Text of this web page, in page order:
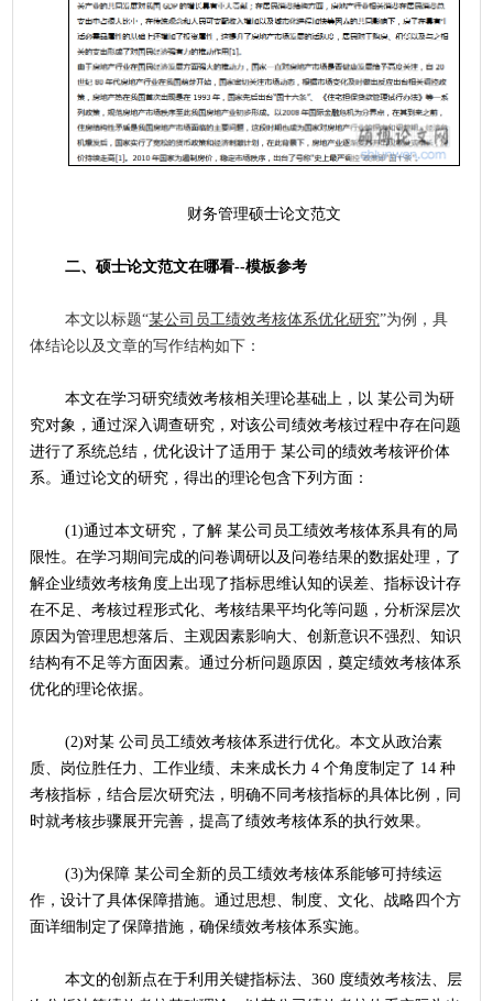
	财务管理硕士论文范文
二、硕士论文范文在哪看--模板参考
本文以标题“某公司员工绩效考核体系优化研究”为例，具
体结论以及文章的写作结构如下：
	本文在学习研究绩效考核相关理论基础上，以 某公司为研
究对象，通过深入调查研究，对该公司绩效考核过程中存在问题
进行了系统总结，优化设计了适用于 某公司的绩效考核评价体
系。通过论文的研究，得出的理论包含下列方面：
	(1)通过本文研究，了解 某公司员工绩效考核体系具有的局
限性。在学习期间完成的问卷调研以及问卷结果的数据处理，了
解企业绩效考核角度上出现了指标思维认知的误差、指标设计存
在不足、考核过程形式化、考核结果平均化等问题，分析深层次
原因为管理思想落后、主观因素影响大、创新意识不强烈、知识
结构有不足等方面因素。通过分析问题原因，奠定绩效考核体系
优化的理论依据。
	(2)对某 公司员工绩效考核体系进行优化。本文从政治素
质、岗位胜任力、工作业绩、未来成长力 4 个角度制定了 14 种
考核指标，结合层次研究法，明确不同考核指标的具体比例，同
时就考核步骤展开完善，提高了绩效考核体系的执行效果。
	(3)为保障 某公司全新的员工绩效考核体系能够可持续运
作，设计了具体保障措施。通过思想、制度、文化、战略四个方
面详细制定了保障措施，确保绩效考核体系实施。
	本文的创新点在于利用关键指标法、360 度绩效考核法、层